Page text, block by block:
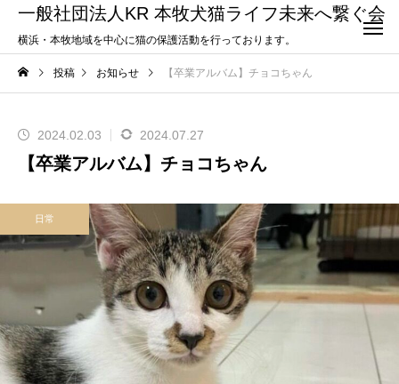
一般社団法人KR 本牧犬猫ライフ未来へ繋ぐ会
横浜・本牧地域を中心に猫の保護活動を行っております。
投稿 お知らせ 【卒業アルバム】チョコちゃん
2024.02.03 2024.07.27
【卒業アルバム】チョコちゃん
日常